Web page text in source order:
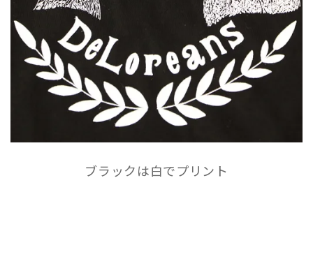
ブラックは白でプリント